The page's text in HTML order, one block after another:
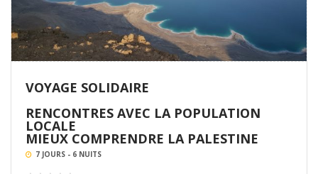
VOYAGE SOLIDAIRE
RENCONTRES AVEC LA POPULATION
LOCALE
MIEUX COMPRENDRE LA PALESTINE
7 JOURS - 6 NUITS